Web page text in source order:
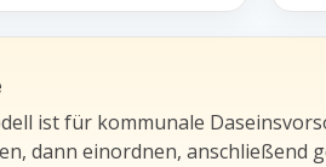
ist für kommunale
dann einordnen, anschließend